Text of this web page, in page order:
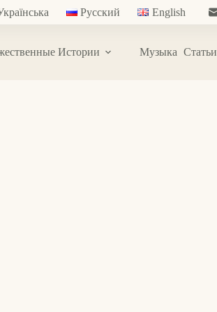
Русский English
Истории Музыка Статьи